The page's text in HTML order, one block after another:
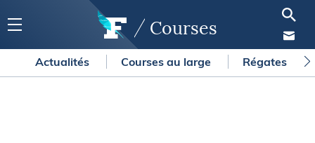
Courses
Actualités Courses au large Régates